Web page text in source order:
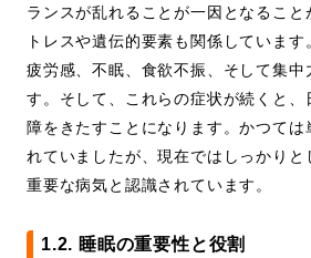
ランスが乱れることが一因となること
トレスや遺伝的要素も関係しています
疲労感、不眠、食欲不振、そして集中
す。そして、これらの症状が続くと、
障をきたすことになります。かつては
れていましたが、現在ではしっかりと
重要な病気と認識されています。
1.2. 睡眠の重要性と役割